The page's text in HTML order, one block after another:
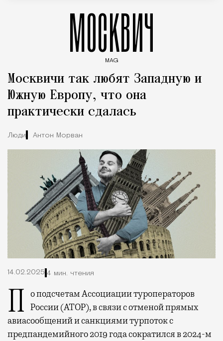
МОСКВИЧ
MAG
Москвичи так любят Западную и
Южную Европу, что она
практически сдалась
Люди Антон Морван
14.02.2025 4 мин. чтения
По подсчетам Ассоциации туроператоров России (АТОР), в связи с отменой прямых
авиасообщений и санкциями турпоток с
предпандемийного 2019 года сократился в 2024-м